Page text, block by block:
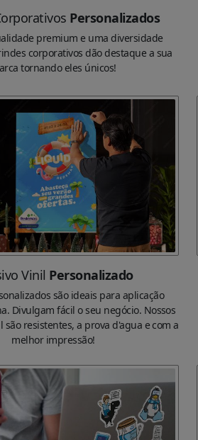
Personalizados
premium e uma diversidade
corporativos dão destaque a sua
tornando eles únicos!
Vinil Personalizado
são ideais para aplicação
Divulgam fácil o seu negócio. Nossos
são resistentes, a prova d'agua e com a
melhor impressão!